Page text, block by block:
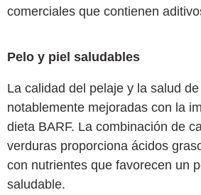
comerciales que contienen
Pelo y piel saludables
La calidad del pelaje y la salud
notablemente mejoradas con la
dieta BARF. La combinación de
verduras proporciona ácidos
con nutrientes que favorecen un
saludable.